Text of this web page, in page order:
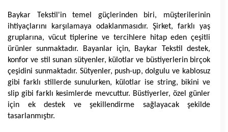
Baykar Tekstil'in temel güçlerinden biri, müşterilerinin
ihtiyaçlarını karşılamaya odaklanmasıdır. Şirket, farklı yaş
gruplarına, vücut tiplerine ve tercihlere hitap eden çeşitli
ürünler sunmaktadır. Bayanlar için, Baykar Tekstil destek,
konfor ve stil sunan sütyenler, külotlar ve büstiyerlerin birçok
çeşidini sunmaktadır. Sütyenler, push-up, dolgulu ve kablosuz
gibi farklı stillerde sunulurken, külotlar ise string, bikini ve
slip gibi farklı kesimlerde mevcuttur. Büstiyerler, özel günler
için ek destek ve şekillendirme sağlayacak şekilde
tasarlanmıştır.